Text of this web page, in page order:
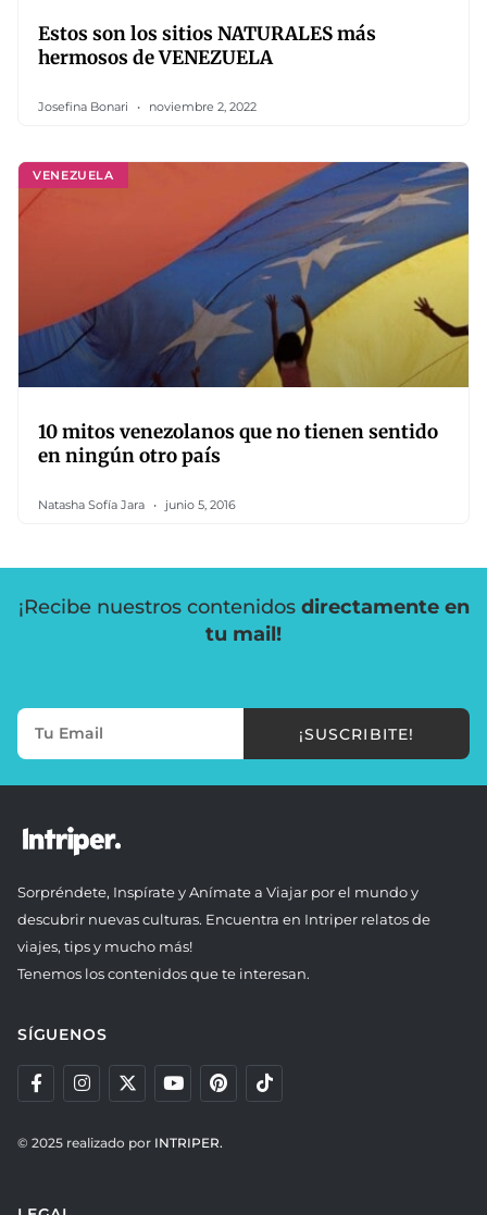
Estos son los sitios NATURALES más
hermosos de VENEZUELA
Josefina Bonari noviembre 2, 2022
VENEZUELA
10 mitos venezolanos que no tienen sentido
en ningún otro país
Natasha Sofía Jara junio 5, 2016
¡Recibe nuestros contenidos directamente en
tu mail!
¡SUSCRIBITE!
Sorpréndete, Inspírate y Anímate a Viajar por el mundo y
descubrir nuevas culturas. Encuentra en Intriper relatos de
viajes, tips y mucho más!
Tenemos los contenidos que te interesan.
SÍGUENOS
© 2025 realizado por INTRIPER.